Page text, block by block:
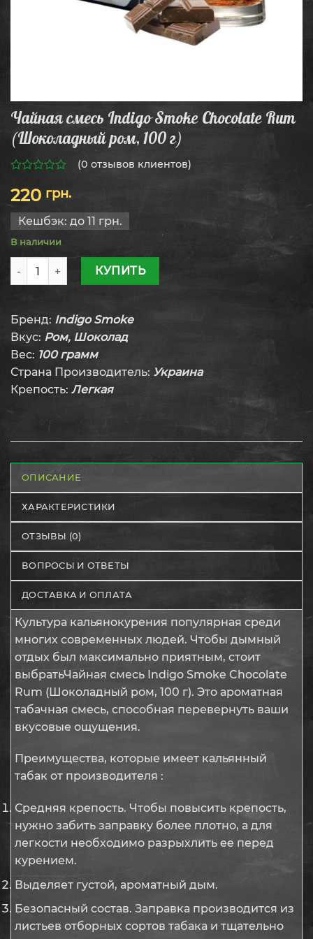
Чайная смесь Indigo Smoke Chocolate Rum
(Шоколадный ром, 100 г)
из
5
(0 отзывов клиентов)
220 грн.
Кешбэк: до 11 грн.
В наличии
Количество товара Чайная смесь Indigo Smoke
КУПИТЬ
Бренд: Indigo Smoke
Вкус: Ром, Шоколад
Вес: 100 грамм
Страна Производитель: Украина
Крепость: Легкая
ОПИСАНИЕ
ХАРАКТЕРИСТИКИ
ОТЗЫВЫ (0)
ВОПРОСЫ И ОТВЕТЫ
ДОСТАВКА И ОПЛАТА
Культура кальянокурения популярная среди
многих современных людей. Чтобы дымный
отдых был максимально приятным, стоит
выбратьЧайная смесь Indigo Smoke Chocolate
Rum (Шоколадный ром, 100 г). Это ароматная
табачная смесь, способная перевернуть ваши
вкусовые ощущения.
Преимущества, которые имеет кальянный
табак от производителя :
Средняя крепость. Чтобы повысить крепость,
нужно забить заправку более плотно, а для
легкости необходимо разрыхлить ее перед
курением.
Выделяет густой, ароматный дым.
Безопасный состав. Заправка производится из
листьев отборных сортов табака и тщательно